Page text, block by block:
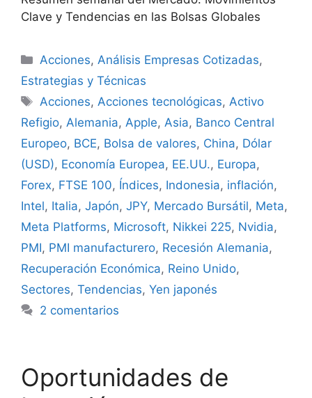
Clave y Tendencias en las Bolsas Globales
Categorías
Acciones,Análisis Empresas Cotizadas,
Estrategias y Técnicas
Etiquetas
Acciones,Acciones tecnológicas,Activo
Refigio, Alemania, Apple, Asia, Banco Central
Europeo, BCE, Bolsa de valores, China, Dólar
(USD), Economía Europea, EE.UU., Europa,
Forex, FTSE 100, Índices, Indonesia, inflación,
Intel, Italia, Japón, JPY, Mercado Bursátil, Meta,
Meta Platforms, Microsoft, Nikkei 225, Nvidia,
PMI, PMI manufacturero, Recesión Alemania,
Recuperación Económica, Reino Unido,
Sectores, Tendencias, Yen japonés
2 comentarios
Oportunidades de